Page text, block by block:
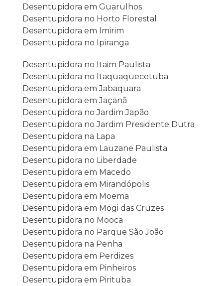
Desentupidora em Guarulhos
Desentupidora no Horto Florestal
Desentupidora em Imirim
Desentupidora no Ipiranga
Desentupidora no Itaim Paulista
Desentupidora no Itaquaquecetuba
Desentupidora em Jabaquara
Desentupidora em Jaçanã
Desentupidora no Jardim Japão
Desentupidora no Jardim Presidente Dutra
Desentupidora na Lapa
Desentupidora em Lauzane Paulista
Desentupidora no Liberdade
Desentupidora em Macedo
Desentupidora em Mirandópolis
Desentupidora em Moema
Desentupidora em Mogi das Cruzes
Desentupidora no Mooca
Desentupidora no Parque São João
Desentupidora na Penha
Desentupidora em Perdizes
Desentupidora em Pinheiros
Desentupidora em Pirituba